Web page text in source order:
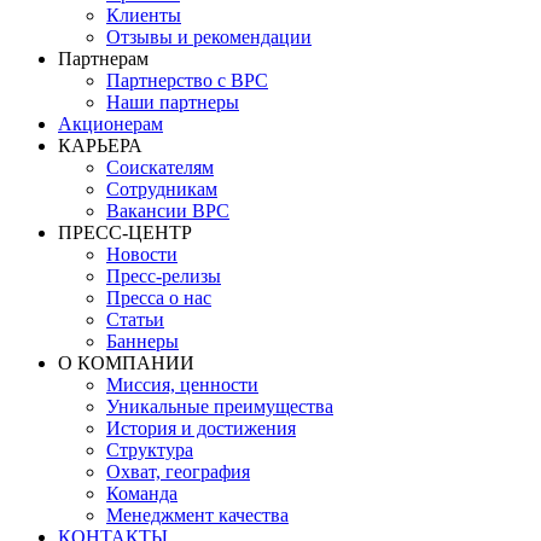
Клиенты
Отзывы и рекомендации
Партнерам
Партнерство с BPC
Наши партнеры
Акционерам
КАРЬЕРА
Соискателям
Сотрудникам
Вакансии BPC
ПРЕСС-ЦЕНТР
Новости
Пресс-релизы
Пресса о нас
Статьи
Баннеры
О КОМПАНИИ
Миссия, ценности
Уникальные преимущества
История и достижения
Структура
Охват, география
Команда
Менеджмент качества
КОНТАКТЫ